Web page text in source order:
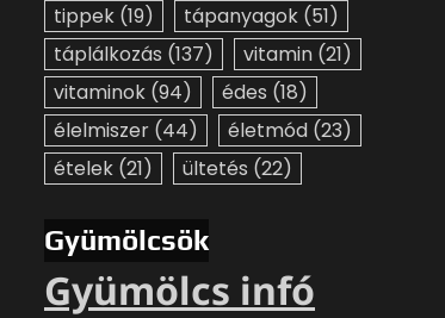
tippek (19) tápanyagok (51)
táplálkozás (137) vitamin (21)
vitaminok (94) édes (18)
élelmiszer (44) életmód (23)
ételek (21) ültetés (22)
Gyümölcsök
Gyümölcs infó